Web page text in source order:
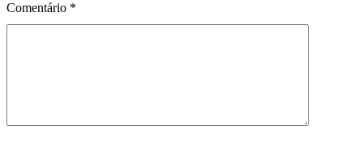
Comentário *